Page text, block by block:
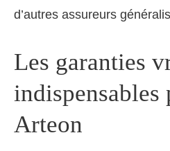
d’autres assureurs
Les garanties
indispensables
Arteon